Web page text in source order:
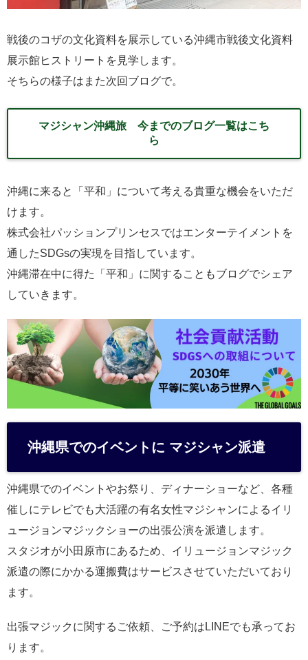
戦後のコザの文化資料を展示している沖縄市戦後文化資料
展示館ヒストリートを見学します。
そちらの様子はまた次回ブログで。
マジシャン沖縄旅 今までのブログ一覧はこち
ら
沖縄に来ると「平和」について考える貴重な機会をいただ
けます。
株式会社パッションプリンセスではエンターテイメントを
通したSDGsの実現を目指しています。
沖縄滞在中に得た「平和」に関することもブログでシェア
していきます。
沖縄県でのイベントに マジシャン派遣
沖縄県でのイベントやお祭り、ディナーショーなど、各種
催しにテレビでも大活躍の有名女性マジシャンによるイリ
ュージョンマジックショーの出張公演を派遣します。
スタジオが小田原市にあるため、イリュージョンマジック
派遣の際にかかる運搬費はサービスさせていただいており
ます。
出張マジックに関するご依頼、ご予約はLINEでも承ってお
ります。